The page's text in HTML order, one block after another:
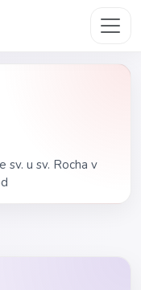
sv. u sv. Rocha v